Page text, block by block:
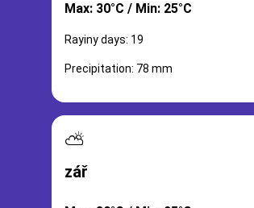
Max: 30°C / Min: 25°C
Rayiny days: 19
Precipitation: 78 mm
⛅
zář